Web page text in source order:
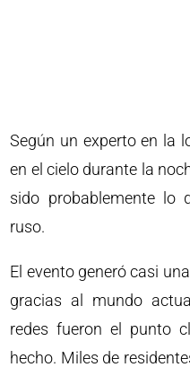
Según un experto en la
en el cielo durante la
sido probablemente lo
ruso.
El evento generó casi
gracias al mundo
redes fueron el punto
hecho. Miles de